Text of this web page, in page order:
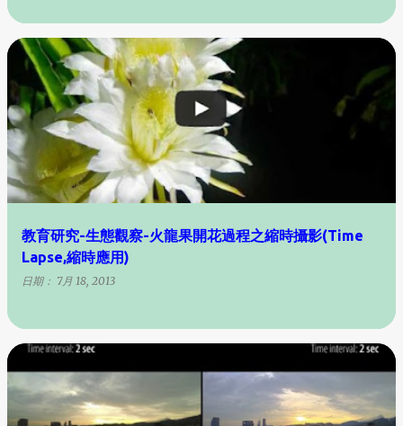
教育研究-生態觀察-火龍果開花過程之縮時攝影(Time
Lapse,縮時應用)
日期： 7月 18, 2013